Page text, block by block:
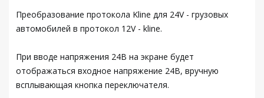
Преобразование протокола Kline для 24V - грузовых
автомобилей в протокол 12V - kline.
При вводе напряжения 24В на экране будет
отображаться входное напряжение 24В, вручную
всплывающая кнопка переключателя.